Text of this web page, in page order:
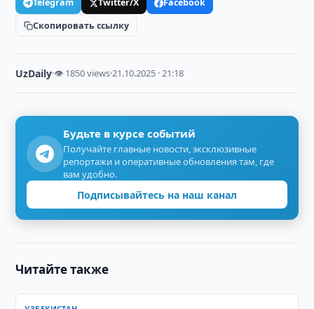
Telegram Twitter/X
Facebook
Скопировать ссылку
UzDaily·👁 1850 views·21.10.2025 · 21:18
Будьте в курсе событий
Получайте главные новости, эксклюзивные
репортажи и оперативные обновления там, где
вам удобно.
Подписывайтесь на наш канал
Читайте также